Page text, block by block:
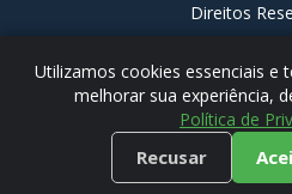
Direitos
Utilizamos cookies essenciais e
melhorar sua experiência,
Política de
Recusar